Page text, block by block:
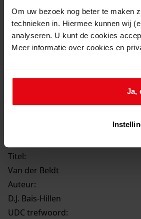
Om uw bezoek nog beter te maken
technieken in. Hiermee kunnen wij
analyseren. U kunt de cookies
Meer informatie over cookies en
Ja,
Printen
Van der Beldt / D.J. Bais-Hillen. -
Titel:
Van der Beldt
Auteur:
D.J. Bais-Hillen
UDC trefwoord: